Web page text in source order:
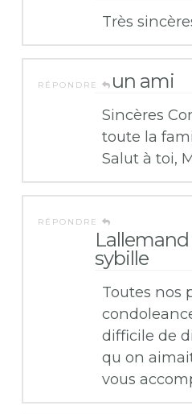
Très
RÉPONDRE un ami
Sincères
toute la
Salut à toi,
RÉPONDRE
sybille
Toutes nos
difficile de
qu on
vous